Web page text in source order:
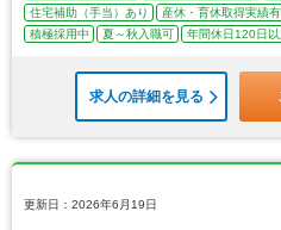
住宅補助（手当）あり
産休・育休取得実績有
積極採用中
夏～秋入職可 年間休日120日
求人の詳細を見る
更新日：2026年6月19日